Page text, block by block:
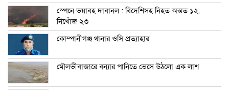
স্পেনে ভয়াবহ দাবানল : বিদেশিসহ নিহত অন্তত ১২,
নিখোঁজ ২৩
কোম্পানীগঞ্জ থানার ওসি প্রত্যাহার
মৌলভীবাজারে বন্যার পানিতে ভেসে উঠলো এক লাশ